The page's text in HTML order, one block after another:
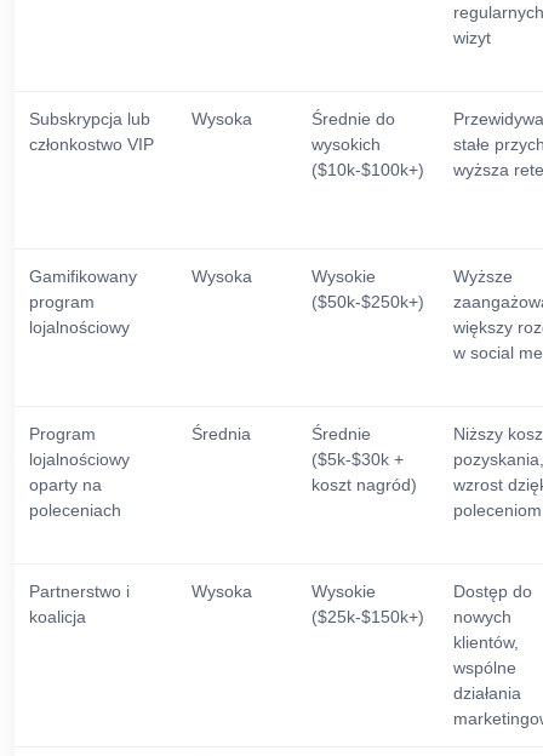
regularnych
wizyt
Subskrypcja lub
członkostwo VIP
Wysoka
Średnie do
wysokich
($10k-$100k+)
stałe
wyższa
Gamifikowany
program
lojalnościowy
Wysoka
Wysokie
($50k-$250k+)
Wyższe
większy
w social
Program
lojalnościowy
oparty na
poleceniach
Średnia
Średnie
($5k-$30k +
koszt nagród)
Niższy
pozyskania,
wzrost
poleceniom
Partnerstwo i
koalicja
Wysoka
Wysokie
($25k-$150k+)
Dostęp do
nowych
klientów,
wspólne
działania